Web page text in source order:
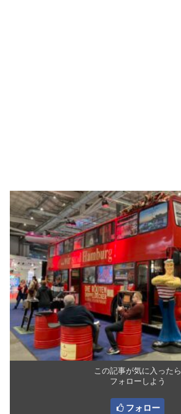
この記事が気に入ったら
フォローしよう
フォロー